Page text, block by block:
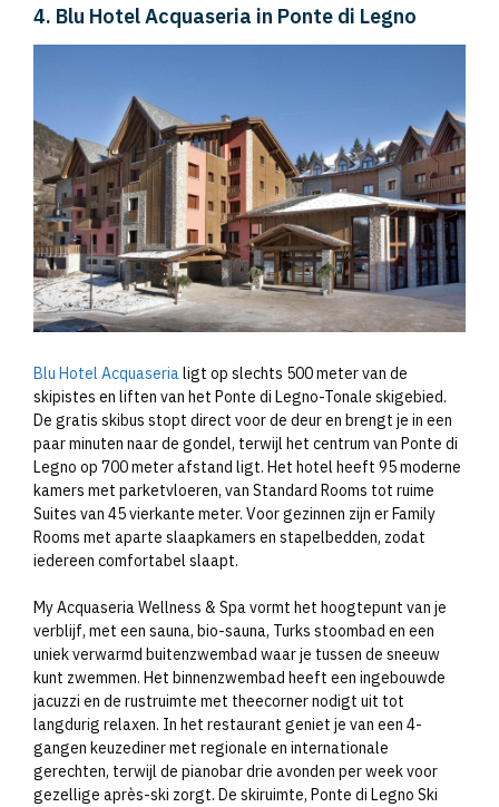
4. Blu Hotel Acquaseria in Ponte di Legno
Blu Hotel Acquaserialigt op slechts 500 meter van de
skipistes en liften van het Ponte di Legno-Tonale skigebied.
De gratis skibus stopt direct voor de deur en brengt je in een
paar minuten naar de gondel, terwijl het centrum van Ponte di
Legno op 700 meter afstand ligt. Het hotel heeft 95 moderne
kamers met parketvloeren, van Standard Rooms tot ruime
Suites van 45 vierkante meter. Voor gezinnen zijn er Family
Rooms met aparte slaapkamers en stapelbedden, zodat
iedereen comfortabel slaapt.
My Acquaseria Wellness & Spa vormt het hoogtepunt van je
verblijf, met een sauna, bio-sauna, Turks stoombad en een
uniek verwarmd buitenzwembad waar je tussen de sneeuw
kunt zwemmen. Het binnenzwembad heeft een ingebouwde
jacuzzi en de rustruimte met theecorner nodigt uit tot
langdurig relaxen. In het restaurant geniet je van een 4-
gangen keuzediner met regionale en internationale
gerechten, terwijl de pianobar drie avonden per week voor
gezellige après-ski zorgt. De skiruimte, Ponte di Legno Ski